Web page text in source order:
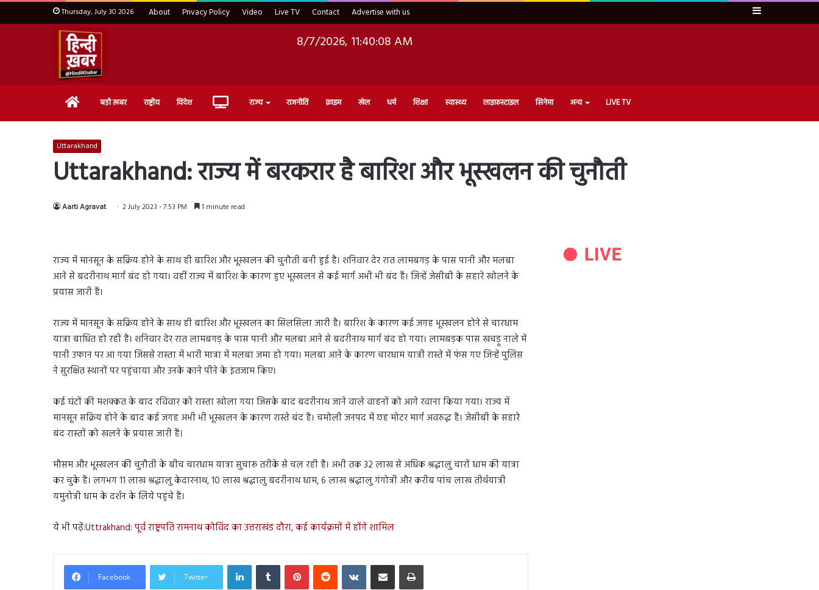
Thursday, July 30 2026 About Privacy Policy Video Live TV Contact Advertise with us Sidebar
8/7/2026, 11:40:09 AM
Home बड़ी ख़बर राष्ट्रीय विदेश Live राज्य राजनीति क्राइम खेल धर्म शिक्षा स्वास्थ्य लाइफ़स्टाइल सिनेमा अन्य LIVE TV
Uttarakhand
Uttarakhand: राज्य में बरकरार है बारिश और भूस्खलन की चुनौती
Aarti Agravat 2 July 2023 - 7:53 PM 1 minute read
राज्य में मानसून के सक्रिय होने के साथ ही बारिश और भूस्खलन की चुनौती बनी हुई है। शनिवार देर रात लामबगड़ के पास पानी और मलबा
आने से बदरीनाथ मार्ग बंद हो गया। वहीं राज्य में बारिश के कारण हुए भूस्खलन से कई मार्ग अभी भी बंद हैं। जिन्हें जेसीबी के सहारे खोलने के
प्रयास जारी हैं।
राज्य में मानसून के सक्रिय होने के साथ ही बारिश और भूस्खलन का सिलसिला जारी है। बारिश के कारण कई जगह भूस्खलन होने से चारधाम
यात्रा बाधित हो रही है। शनिवार देर रात लामबगड़ के पास पानी और मलबा आने से बदरीनाथ मार्ग बंद हो गया। लामबड़क पास खचड़ू नाले में
पानी उफान पर आ गया जिससे रास्ता में भारी मात्रा में मलबा जमा हो गया। मलबा आने के कारण चारधाम यात्री रास्ते में फंस गए जिन्हें पुलिस
ने सुरक्षित स्थानों पर पहुंचाया और उनके काने पीने के इंतजाम किए।
कई घंटों की मशक्कत के बाद रविवार को रास्ता खोला गया जिसके बाद बदरीनाथ जाने वाले वाहनों को आगे रवाना किया गया। राज्य में
मानसून सक्रिय होने के बाद कई जगह अभी भी भूस्खलन के कारण रास्ते बंद हैं। चमोली जनपद में छह मोटर मार्ग अवरुद्ध हैं। जेसीबी के सहारे
बंद रास्तों को खलने के प्रयास जारी हैं।
मौसम और भूस्खलन की चुनौती के बीच चारधाम यात्रा सुचारू तरीके से चल रही है। अभी तक 32 लाख से अधिक श्रद्धालु चारों धाम की यात्रा
कर चुके हैं। लगभग 11 लाख श्रद्धालु केदारनाथ, 10 लाख श्रद्धालु बदरीनाथ धाम, 6 लाख श्रद्धालु गंगोत्री और करीब पांच लाख तीर्थयात्री
यमुनोत्री धाम के दर्शन के लिये पहुंचे हैं।
ये भी पढ़ें:Uttrakhand: पूर्व राष्ट्रपति रामनाथ कोविंद का उत्तराखंड दौरा, कई कार्यक्रमों में होंगे शामिल
Facebook Twitter
LinkedInTumblr PinterestReddit VKontakteShare via Email Print